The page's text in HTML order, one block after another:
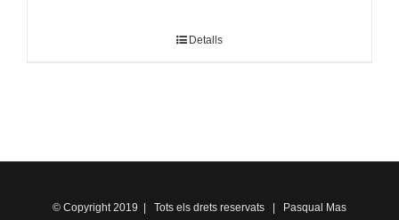
Detalls
© Copyright 2019 | Tots els drets reservats | Pasqual Mas